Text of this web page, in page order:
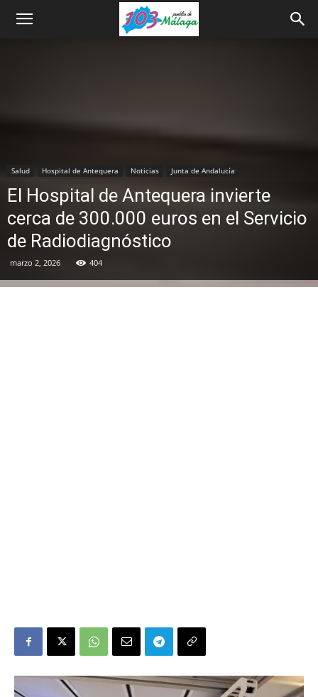
Salud Hospital de Antequera Noticias Junta de Andalucía
El Hospital de Antequera invierte
cerca de 300.000 euros en el Servicio
de Radiodiagnóstico
marzo 2, 2026 404